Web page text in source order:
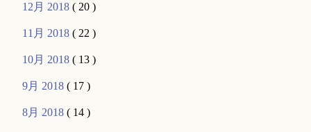
12月 2018( 20 )
11月 2018( 22 )
10月 2018( 13 )
9月 2018( 17 )
8月 2018( 14 )